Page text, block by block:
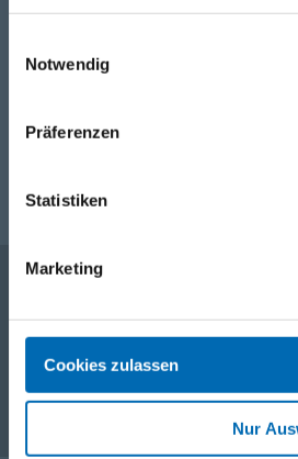
Notwendig
Präferenzen
Statistiken
Marketing
Cookies zulassen
Nur
Service